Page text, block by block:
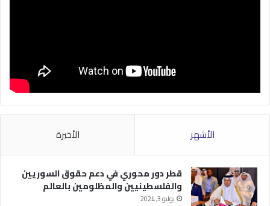
الأشهر الأخيرة
قطر دور محوري في دعم حقوق السوريين
والفلسطينيين والمظلومين بالعالم
يوليو 3, 2024